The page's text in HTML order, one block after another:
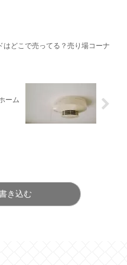
はどこで売ってる？売り場コーナ
ーム
き込む